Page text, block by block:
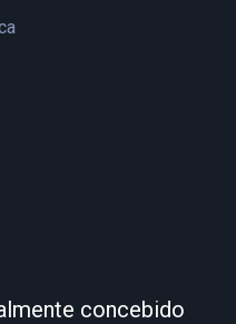
concebido